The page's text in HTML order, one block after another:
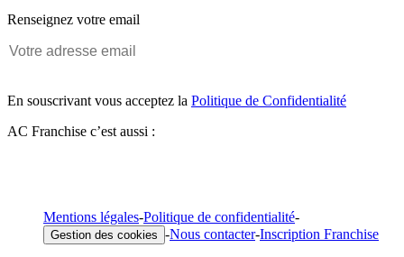
Renseignez votre email
En souscrivant vous acceptez la Politique de Confidentialité
AC Franchise c’est aussi :
Mentions légales-Politique de confidentialité-
Gestion des cookies -Nous contacter-Inscription Franchise